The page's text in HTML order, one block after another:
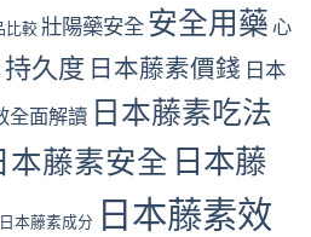
比較壯陽藥安全安全用藥 心
持久度 日本藤素價錢 日本
全面解讀 日本藤素吃法
本藤素安全 日本藤
日本藤素成分 日本藤素效